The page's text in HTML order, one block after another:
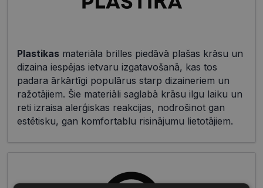
Plastikas materiāla brilles piedāvā plašas krāsu un
dizaina iespējas ietvaru izgatavošanā, kas tos
padara ārkārtīgi populārus starp dizaineriem un
ražotājiem. Šie materiāli saglabā krāsu ilgu laiku un
reti izraisa alerģiskas reakcijas, nodrošinot gan
estētisku, gan komfortablu risinājumu lietotājiem.